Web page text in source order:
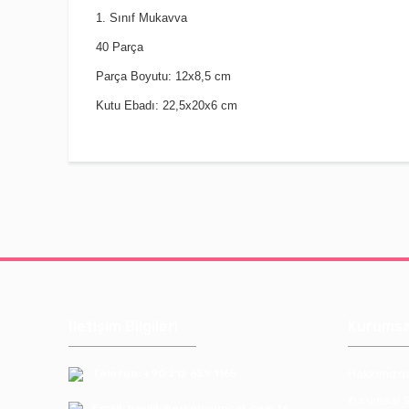
1. Sınıf Mukavva
40 Parça
Parça Boyutu: 12x8,5 cm
Kutu Ebadı: 22,5x20x6 cm